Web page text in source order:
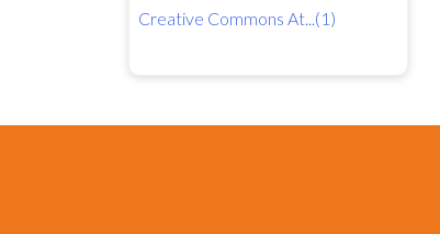
Creative Commons At...(1)